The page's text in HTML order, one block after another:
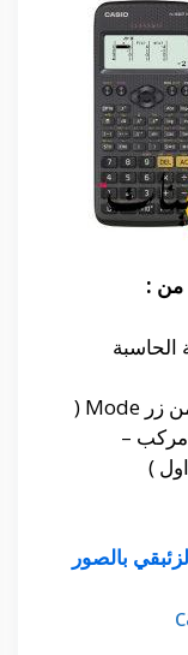
من :
الحاسبة
اختيار نوع العملية الحسابية من زر Mode (
–
)
بالصور